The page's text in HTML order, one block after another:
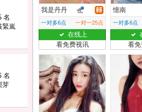
名
緊嵐
名
芽
我是丹丹
一对多6点 一对一25点
在线上
看免费视讯
憶南
一对多6点
看